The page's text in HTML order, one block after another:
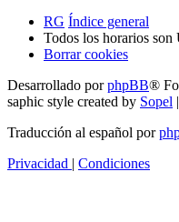
RG Índice general
Todos los horarios son
Borrar cookies
Desarrollado porphpBB®
saphic style created by Sopel |
Traducción al español por
Privacidad | Condiciones